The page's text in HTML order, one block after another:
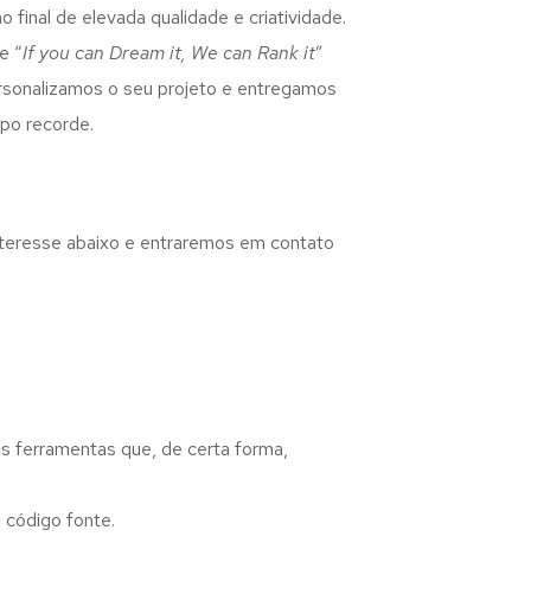
final de elevada qualidade e criatividade.
“If you can Dream it, We can Rank it”
o seu projeto e entregamos
recorde.
abaixo e entraremos em contato
ferramentas que, de certa forma,
código fonte.